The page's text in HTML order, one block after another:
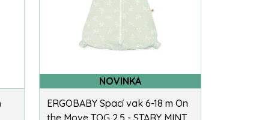
NOVINKA
ERGOBABY Spací vak 6-18 m On